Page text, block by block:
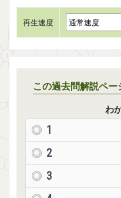
再生速度
この過去問解説ペー
わ
1
2
3